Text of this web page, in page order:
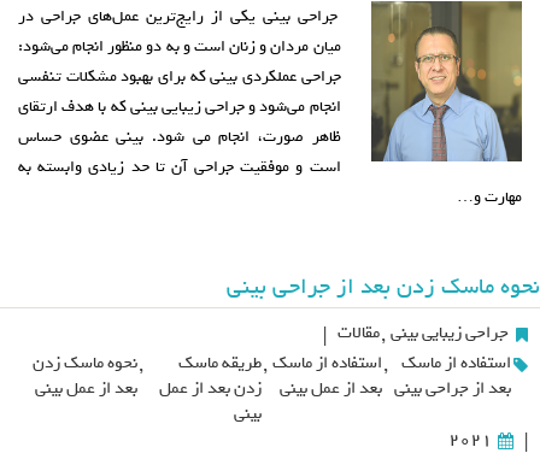
جراحی بینی یکی از رایج‌ترین عمل‌های جراحی در
میان مردان و زنان است و به دو منظور انجام می‌شود:
جراحی عملکردی بینی که برای بهبود مشکلات تنفسی
انجام می‌شود و جراحی زیبایی بینی که با هدف ارتقای
ظاهر صورت، انجام می شود. بینی عضوی حساس
است و موفقیت جراحی آن تا حد زیادی وابسته به
مهارت و…
نحوه ماسک زدن بعد از جراحی بینی
جراحی زیبایی بینی ,مقالات |
استفاده از ماسک
بعد از جراحی بینی
,استفاده از ماسک
بعد از عمل بینی
,طریقه ماسک
زدن بعد از عمل
بینی
,نحوه ماسک زدن
بعد از عمل بینی
|
2021